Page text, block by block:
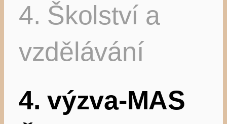
4. Školství a
vzdělávání
4.výzva-MAS